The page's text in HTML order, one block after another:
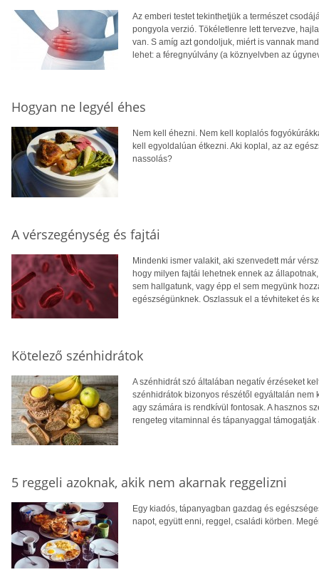
Az emberi testet tekinthetjük a természet
pongyola verzió. Tökéletlenre lett tervezve,
van. S amíg azt gondoljuk, miért is vannak
lehet: a féregnyúlvány (a köznyelvben az
Hogyan ne legyél éhes
Nem kell éhezni. Nem kell koplalós
kell egyoldalúan étkezni. Aki koplal, az az
nassolás?
A vérszegénység és fajtái
Mindenki ismer valakit, aki szenvedett már
hogy milyen fajtái lehetnek ennek az
sem hallgatunk, vagy épp el sem megyünk
egészségünknek. Oszlassuk el a tévhiteket és
Kötelező szénhidrátok
A szénhidrát szó általában negatív érzéseket
szénhidrátok bizonyos részétől egyáltalán nem
agy számára is rendkívül fontosak. A hasznos
rengeteg vitaminnal és tápanyaggal
5 reggeli azoknak, akik nem akarnak reggelizni
Egy kiadós, tápanyagban gazdag és
napot, együtt enni, reggel, családi körben.